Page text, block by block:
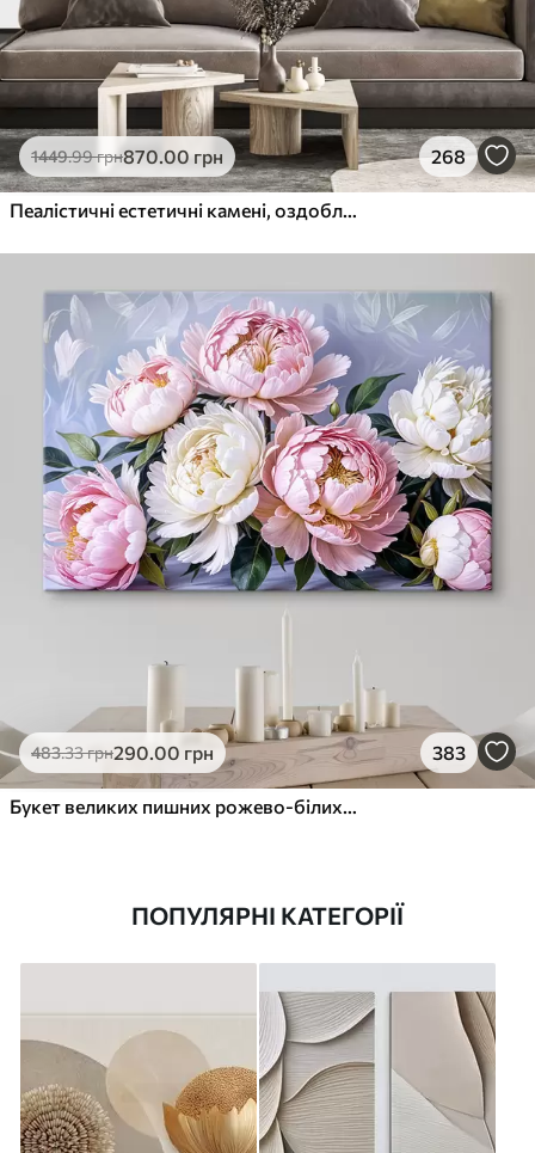
1449.99грн870.00 грн 268
Пеалістичні естетичні камені, оздоблення будинку, природне освітлення
483.33грн290.00 грн 383
Букет великих пишних рожево-білих квітів півонії із зеленим листям на м’якому розмитому фоні
ПОПУЛЯРНІ КАТЕГОРІЇ